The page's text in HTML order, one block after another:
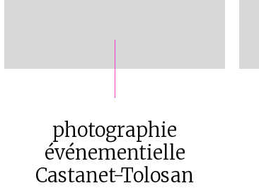
photographie
événementielle
Castanet-Tolosan